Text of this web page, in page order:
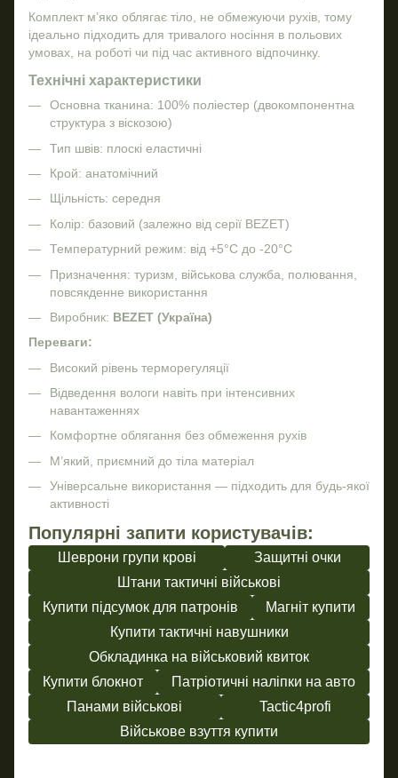
Комплект м’яко облягає тіло, не обмежуючи рухів, тому
ідеально підходить для тривалого носіння в польових
умовах, на роботі чи під час активного відпочинку.
Технічні характеристики
Основна тканина: 100% поліестер (двокомпонентна
структура з віскозою)
Тип швів: плоскі еластичні
Крой: анатомічний
Щільність: середня
Колір: базовий (залежно від серії BEZET)
Температурний режим: від +5°C до -20°C
Призначення: туризм, військова служба, полювання,
повсякденне використання
Виробник: BEZET (Україна)
Переваги:
Високий рівень терморегуляції
Відведення вологи навіть при інтенсивних
навантаженнях
Комфортне облягання без обмеження рухів
М’який, приємний до тіла матеріал
Універсальне використання — підходить для будь-якої
активності
Популярні запити користувачів:
Шеврони групи крові
Защитні очки
Штани тактичні військові
Купити підсумок для патронів
Магніт купити
Купити тактичні навушники
Обкладинка на військовий квиток
Купити блокнот
Патріотичні наліпки на авто
Панами військові
Tactic4profi
Військове взуття купити